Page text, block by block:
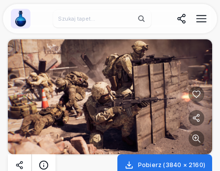
Wallpaper Alchemy
Pobierz (3840 × 2160)